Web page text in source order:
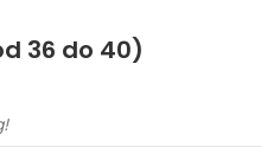
36 do 40)